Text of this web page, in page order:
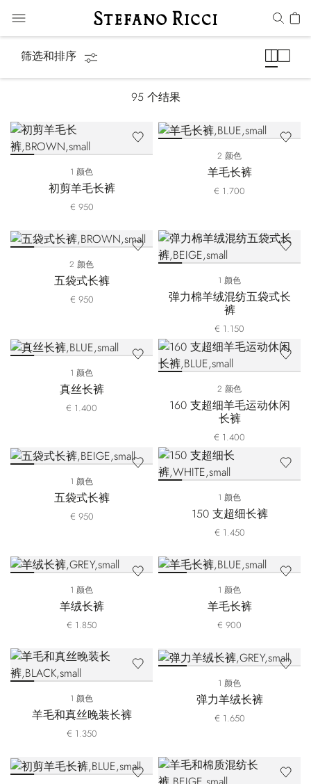
筛选和排序
95 个结果
1 颜色
初剪羊毛长裤
€ 950
2 颜色
羊毛长裤
€ 1.700
2 颜色
五袋式长裤
€ 950
1 颜色
弹力棉羊绒混纺五袋式长
裤
€ 1.150
1 颜色
真丝长裤
€ 1.400
2 颜色
160 支超细羊毛运动休闲
长裤
€ 1.400
1 颜色
五袋式长裤
€ 950
1 颜色
150 支超细长裤
€ 1.450
1 颜色
羊绒长裤
€ 1.850
1 颜色
羊毛长裤
€ 900
1 颜色
羊毛和真丝晚装长裤
€ 1.350
1 颜色
弹力羊绒长裤
€ 1.650